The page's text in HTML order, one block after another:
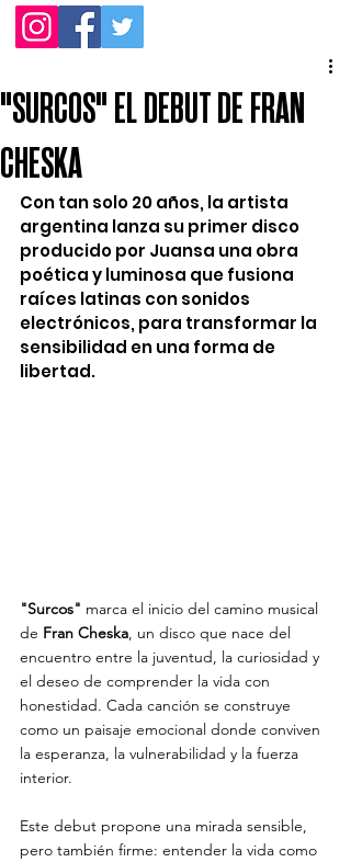
"SURCOS" EL DEBUT DE FRAN
CHESKA
Con tan solo 20 años, la artista
argentina lanza su primer disco
producido por Juansa una obra
poética y luminosa que fusiona
raíces latinas con sonidos
electrónicos, para transformar la
sensibilidad en una forma de
libertad.
"Surcos" marca el inicio del camino musical
de Fran Cheska, un disco que nace del
encuentro entre la juventud, la curiosidad y
el deseo de comprender la vida con
honestidad. Cada canción se construye
como un paisaje emocional donde conviven
la esperanza, la vulnerabilidad y la fuerza
interior.
Este debut propone una mirada sensible,
pero también firme: entender la vida como